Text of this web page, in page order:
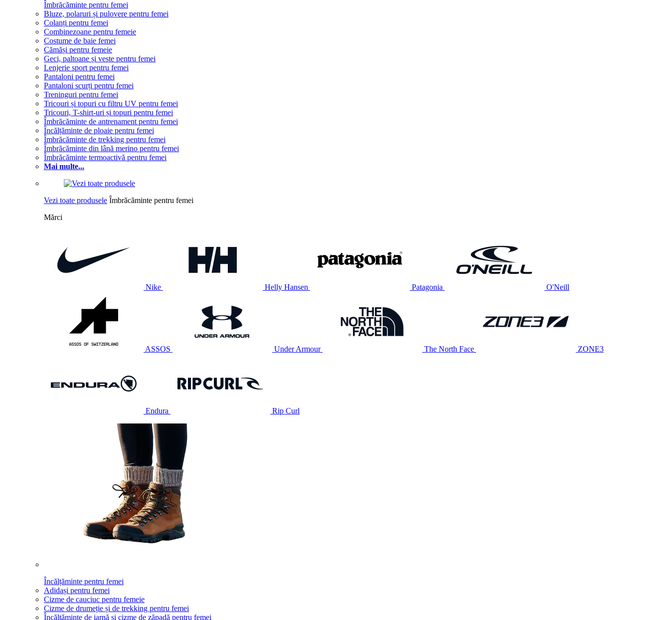
Îmbrăcăminte pentru femei
Bluze, polaruri și pulovere pentru femei
Colanți pentru femei
Combinezoane pentru femeie
Costume de baie femei
Cămăși pentru femeie
Geci, paltoane și veste pentru femei
Lenjerie sport pentru femei
Pantaloni pentru femei
Pantaloni scurți pentru femei
Treninguri pentru femei
Tricouri și topuri cu filtru UV pentru femei
Tricouri, T-shirt-uri și topuri pentru femei
Îmbrăcăminte de antrenament pentru femei
Încălțăminte de ploaie pentru femei
Îmbrăcăminte de trekking pentru femei
Îmbrăcăminte din lână merino pentru femei
Îmbrăcăminte termoactivă pentru femei
Mai multe...
Vezi toate produsele Îmbrăcăminte pentru femei
Mărci
Nike Helly Hansen Patagonia O'Neill
ASSOS Under Armour The North Face ZONE3
Endura Rip Curl
Încălțăminte pentru femei
Adidași pentru femei
Cizme de cauciuc pentru femeie
Cizme de drumeție și de trekking pentru femei
Încălțăminte de iarnă și cizme de zăpadă pentru femei